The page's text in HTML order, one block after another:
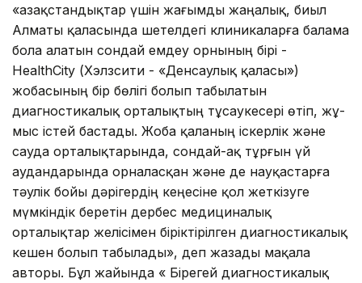
«Қазақстандықтар үшін жа­ғымды жаңалық, биыл
Алматы қаласында шетелдегі клиникаларға балама
бола алатын сондай емдеу орнының бірі -
HealthCity (Хэлзсити - «Денсаулық қаласы»)
жобасының бір бөлігі болып табылатын
диагностикалық орталықтың тұсаукесері өтіп, жұ­
мыс істей бас­тады. Жоба қаланың іскерлік және
сауда орталықтарында, сон­дай-ақ тұрғын үй
аудандарында орналасқан және де науқастарға
тәулік бойы дәрігердің кеңесіне қол жеткізуге
мүмкіндік беретін дербес медициналық
орталықтар желісімен біріктірілген диаг­ностикалық
кешен болып табылады», деп жазады мақала
авторы. Бұл жайында « Бірегей диагностикалық